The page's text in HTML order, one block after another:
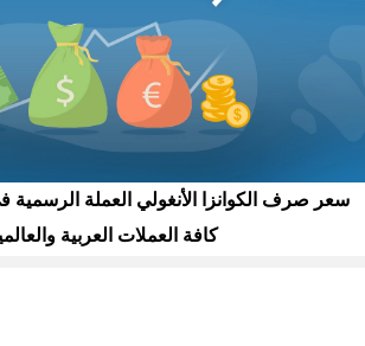
سعر صرف الكوانزا الأنغولي العملة الرسمية
كافة العملات العربية